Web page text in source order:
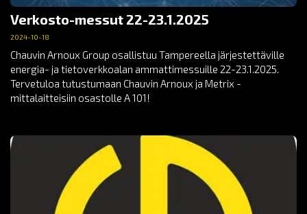
Verkosto-messut 22-23.1.2025
2024-10-18
Chauvin Arnoux Group osallistuu Tampereella järjestettäville
energia- ja tietoverkkoalan ammattimessuille 22-23.1.2025.
Tervetuloa tutustumaan Chauvin Arnoux ja Metrix -
mittalaitteisiin osastolle A 101!